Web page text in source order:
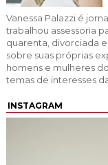
Vanessa Palazzi é
trabalhou assessoria
quarenta, divorciada
sobre suas próprias
homens e mulheres
temas de interesses
INSTAGRAM